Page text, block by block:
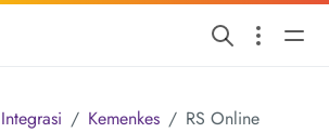
Integrasi Kemenkes RS Online